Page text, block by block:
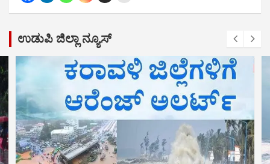
ಉಡುಪಿ ಜಿಲ್ಲಾ ನ್ಯೂಸ್